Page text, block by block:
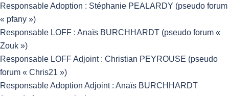
Responsable Adoption : Stéphanie PEALARDY (pseudo forum
« pfany »)
Responsable LOFF : Anaïs BURCHHARDT (pseudo forum «
Zouk »)
Responsable LOFF Adjoint : Christian PEYROUSE (pseudo
forum « Chris21 »)
Responsable Adoption Adjoint : Anaïs BURCHHARDT